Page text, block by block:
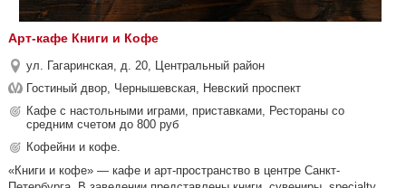
Арт-кафе Книги и Кофе
ул. Гагаринская, д. 20, Центральный район
Гостиный двор, Чернышевская, Невский проспект
Кафе с настольными играми, приставками, Рестораны со
средним счетом до 800 руб
Кофейни и кофе.
«Книги и кофе» — кафе и арт-пространство в центре Санкт-